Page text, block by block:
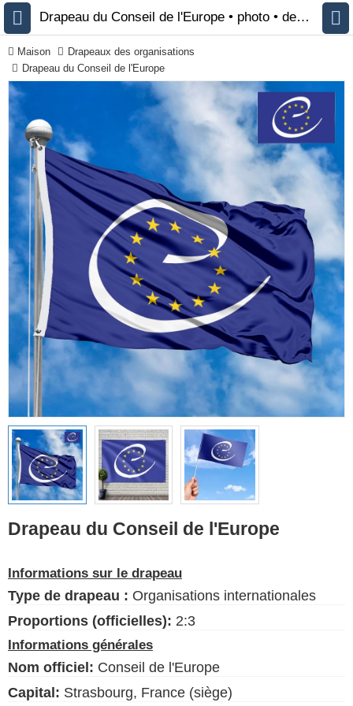
Tous les drapeaux
Drapeaux des pays
par continent
Drapeaux des
organisations
Drapeaux de la
communauté LGBT
Drapeaux historiques
Drapeaux ethniques
Drapeaux des États-
Unis (États)
Langue Français
Blog
S'il vous plaît, aidez à soutenir
ce site en faisant un petit don
Drapeau du Conseil de l'Europe • photo • description 🏁 FlagsSite.com
Maison
Drapeaux des organisations
Drapeau du Conseil de l'Europe
Drapeau du Conseil de l'Europe
Informations sur le drapeau
Type de drapeau : Organisations internationales
Proportions (officielles): 2:3
Informations générales
Nom officiel: Conseil de l'Europe
Capital: Strasbourg, France (siège)